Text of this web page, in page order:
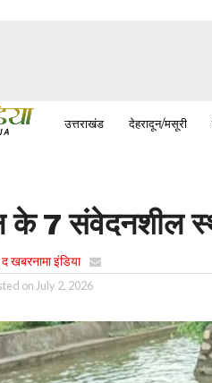
उत्तराखंड देहरादून/मसूरी
के 7 संवेदनशील
द खबरनामा इंडिया
on July 2, 2026